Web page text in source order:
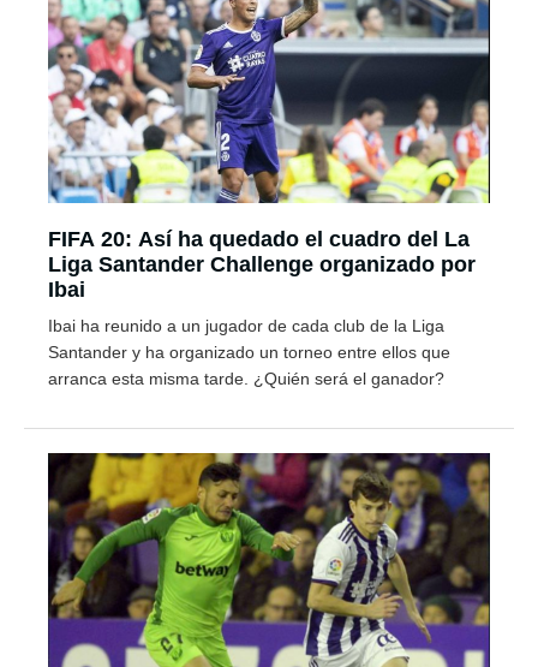
FIFA 20: Así ha quedado el cuadro del La
Liga Santander Challenge organizado por
Ibai
Ibai ha reunido a un jugador de cada club de la Liga
Santander y ha organizado un torneo entre ellos que
arranca esta misma tarde. ¿Quién será el ganador?